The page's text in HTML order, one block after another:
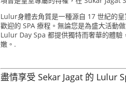
Lulur身體去角質是一種源自 17 世紀的
歡迎的 SPA 療程。無論您是為盛大活動
Lulur Day Spa 都提供獨特而奢華的體驗
嫩。.
盡情享受 Sekar Jagat 的 Lulur